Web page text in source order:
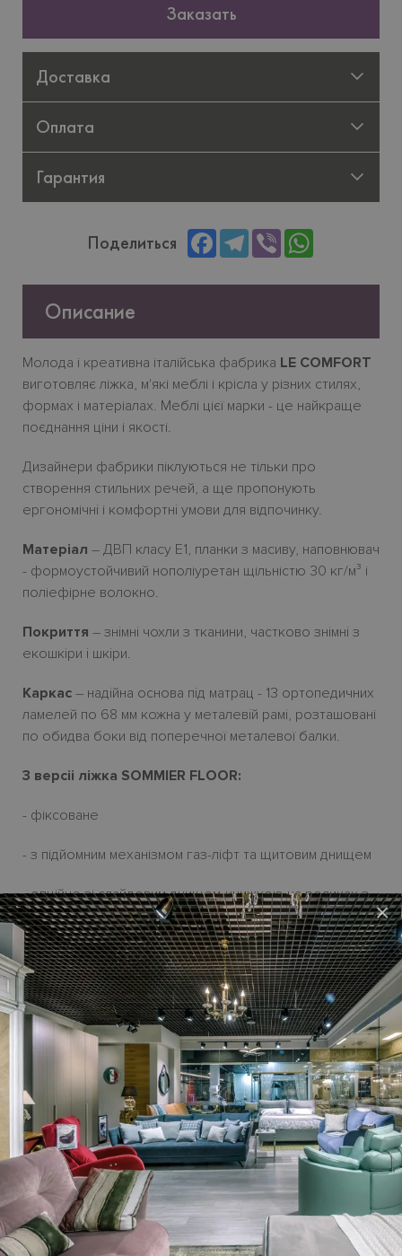
×
Заказать
Доставка
Оплата
Гарантия
Поделиться FacebookTelegram
Viber
Описание
Молода і креативна італійська фабрика LE COMFORT
виготовляє ліжка, м'які меблі і крісла у різних стилях,
формах і матеріалах. Меблі цієї марки - це найкраще
поєднання ціни і якості.
Дизайнери фабрики піклуються не тільки про
створення стильних речей, а ще пропонують
ергономічнi і комфортнi умови для відпочинку.
Матеріал – ДВП класу E1, планки з масиву, наповнювач
- формоустойчивий нополіуретан щільністю 30 кг/м³ і
поліефірне волокно.
Покриття – знiмнi чохли з тканини, частково знiмнi з
екошкiри i шкiри.
Каркас – надiйна основа пiд матрац - 13 ортопедичних
ламелей по 68 мм кожна у металевiй рамi, розташовані
по обидва боки від поперечної металевої балки.
3 версіі ліжка SOMMIER FLOOR:
- фіксоване
- з підйомним механізмом газ-ліфт та щитовим днищем
- опційне зі слайдовим днищем-книжкою на роликах з
націнкою до 10 %.
Висота сом'єFloor - H36 см, з ніжками Spike - 50 cм.
Ніжки- стандартні ніжки Spike висотою H13 см у
кольорі євкаліпт, а також опційни ніжки і варіанти
кольору.
У стандартну комплектацію ліжка не входить матрац,
який можна додатково обрати у відповідній категорії.
Ціна ліжка на сайті - у початковій категорії тканини.
Виготовляютьсяпід замовлення.Можливо замовити
ліжко для матрацу шириною 90-, 120-, 160- і 180 см і
глибиною 190-, 200- і 210 см.
Термін постачання з Італіїдо2,5місяців.